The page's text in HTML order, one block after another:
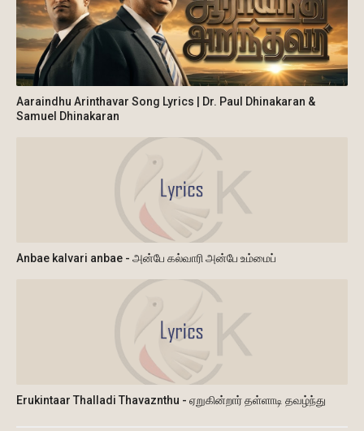
Aaraindhu Arinthavar Song Lyrics | Dr. Paul Dhinakaran &
Samuel Dhinakaran
Anbae kalvari anbae - அன்பே கல்வாரி அன்பே உம்மைப்
Erukintaar Thalladi Thavaznthu - ஏறுகின்றார் தள்ளாடி தவழ்ந்து